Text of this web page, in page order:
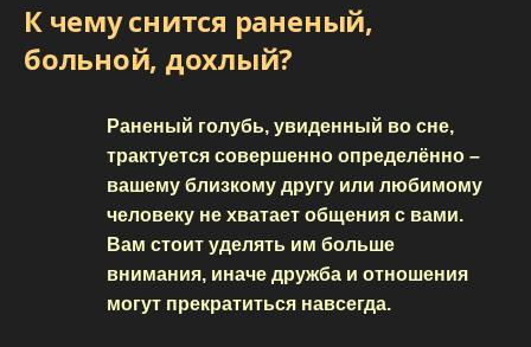
К чему снится раненый,
больной, дохлый?
Раненый голубь, увиденный во сне,
трактуется совершенно определённо –
вашему близкому другу или любимому
человеку не хватает общения с вами.
Вам стоит уделять им больше
внимания, иначе дружба и отношения
могут прекратиться навсегда.